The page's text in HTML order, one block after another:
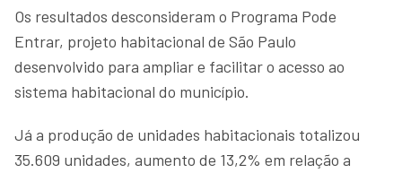
Os resultados desconsideram o Programa Pode
Entrar, projeto habitacional de São Paulo
desenvolvido para ampliar e facilitar o acesso ao
sistema habitacional do município.
Já a produção de unidades habitacionais totalizou
35.609 unidades, aumento de 13,2% em relação a